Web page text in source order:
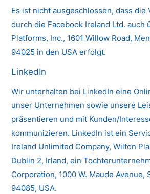
Es ist nicht ausgeschlossen, dass die
durch die Facebook Ireland Ltd. auch
Platforms, Inc., 1601 Willow Road,
94025 in den USA erfolgt.
LinkedIn
Wir unterhalten bei LinkedIn eine
unser Unternehmen sowie unsere
präsentieren und mit Kunden/
kommunizieren. LinkedIn ist ein
Ireland Unlimited Company, Wilton
Dublin 2, Irland, ein
Corporation, 1000 W. Maude Avenue,
94085, USA.